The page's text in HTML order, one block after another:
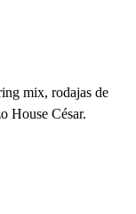
mix, rodajas de
House César.